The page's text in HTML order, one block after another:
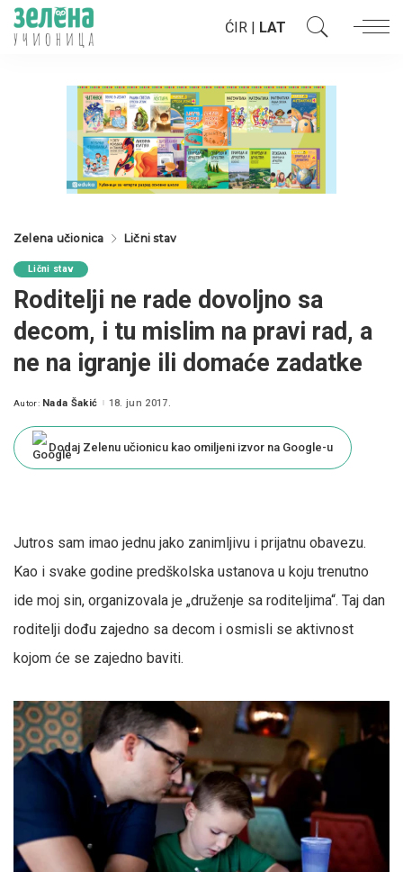
ĆIR | LAT
Zelena učionica Lični stav
Lični stav
Roditelji ne rade dovoljno sa
decom, i tu mislim na pravi rad, a
ne na igranje ili domaće zadatke
Posted
Autor: Nada Šakić 18. jun 2017.
Dodaj Zelenu učionicu kao omiljeni izvor na Google-u
Jutros sam imao jednu jako zanimljivu i prijatnu obavezu.
Kao i svake godine predškolska ustanova u koju trenutno
ide moj sin, organizovala je „druženje sa roditeljima“. Taj dan
roditelji dođu zajedno sa decom i osmisli se aktivnost
kojom će se zajedno baviti.